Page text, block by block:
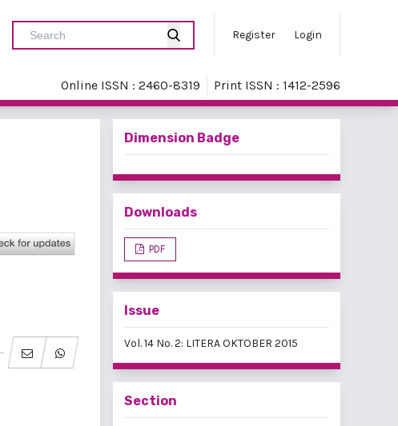
Register Login
Online ISSN : 2460-8319 Print ISSN : 1412-2596
Dimension Badge
Downloads
PDF
Issue
Vol. 14 No. 2: LITERA OKTOBER 2015
Section